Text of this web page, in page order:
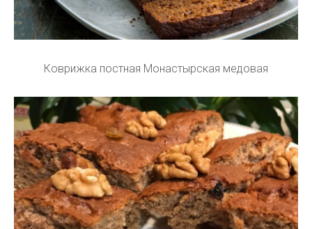
Коврижка постная Монастырская медовая